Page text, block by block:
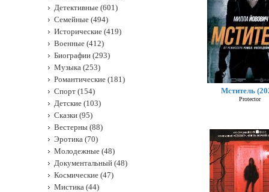
Мститель
Protector
Детективные (601)
Семейные (494)
Исторические (419)
Военные (412)
Биографии (293)
Музыка (253)
Романтические (181)
Спорт (154)
Детские (103)
Сказки (95)
Вестерны (88)
Эротика (70)
Молодежные (48)
Документальный (48)
Космические (47)
Мистика (44)